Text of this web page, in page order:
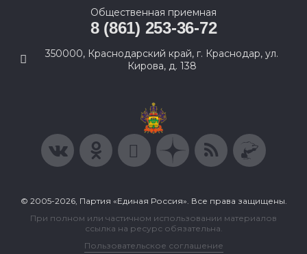
Общественная приемная
8 (861) 253-36-72
350000, Краснодарский край, г. Краснодар, ул.
Кирова, д. 138
© 2005-2026, Партия «Единая Россия». Все права защищены.
При полном или частичном использовании материалов
ссылка на ресурс обязательна.
Пользовательское соглашение